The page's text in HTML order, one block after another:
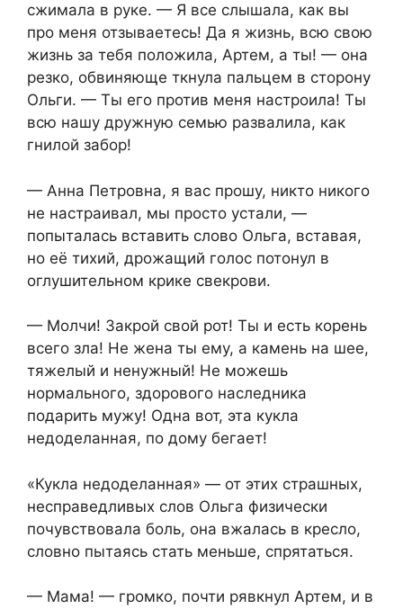
сжимала в руке. — Я все слышала, как вы
про меня отзываетесь! Да я жизнь, всю свою
жизнь за тебя положила, Артем, а ты! — она
резко, обвиняюще ткнула пальцем в сторону
Ольги. — Ты его против меня настроила! Ты
всю нашу дружную семью развалила, как
гнилой забор!
— Анна Петровна, я вас прошу, никто никого
не настраивал, мы просто устали, —
попыталась вставить слово Ольга, вставая,
но её тихий, дрожащий голос потонул в
оглушительном крике свекрови.
— Молчи! Закрой свой рот! Ты и есть корень
всего зла! Не жена ты ему, а камень на шее,
тяжелый и ненужный! Не можешь
нормального, здорового наследника
подарить мужу! Одна вот, эта кукла
недоделанная, по дому бегает!
«Кукла недоделанная» — от этих страшных,
несправедливых слов Ольга физически
почувствовала боль, она вжалась в кресло,
словно пытаясь стать меньше, спрятаться.
— Мама! — громко, почти рявкнул Артем, и в